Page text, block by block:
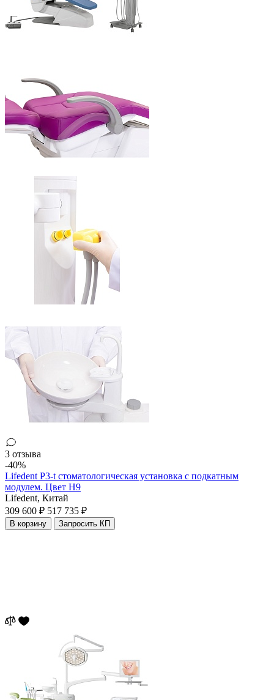
3 отзыва
-40%
Lifedent P3-t стоматологическая установка с подкатным
модулем. Цвет H9
Lifedent, Китай
309 600 ₽ 517 735 ₽
В корзину Запросить КП